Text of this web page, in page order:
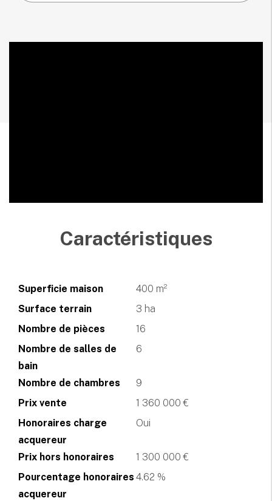
Caractéristiques
Superficie maison
400 m²
Surface terrain
3 ha
Nombre de pièces
16
Nombre de salles de
bain
6
Nombre de chambres
9
Prix vente
1 360 000 €
Honoraires charge
acquereur
Oui
Prix hors honoraires
1 300 000 €
Pourcentage honoraires
acquereur
4.62 %